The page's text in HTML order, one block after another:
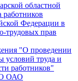
областной
работников
Федерации в
трудовых прав
"О проведении
условий труда и
работников"
ОАО